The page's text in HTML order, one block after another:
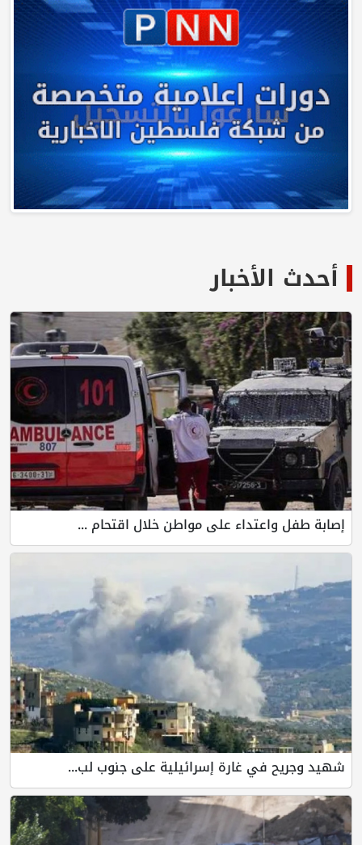
أحدث الأخبار
إصابة طفل واعتداء على مواطن خلال اقتحام ...
شهيد وجريح في غارة إسرائيلية على جنوب لب...